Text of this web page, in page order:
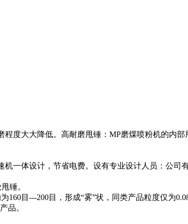
度大大降低。高耐磨甩锤：MP磨煤喷粉机的内部
一体设计，节省电费。设有专业设计人员：公司
锤。
目---200目，形成“雾”状，同类产品粒度仅为
备产品。